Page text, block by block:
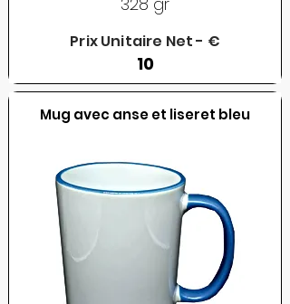
Prix Unitaire Net - €
10
Mug avec anse et liseret bleu